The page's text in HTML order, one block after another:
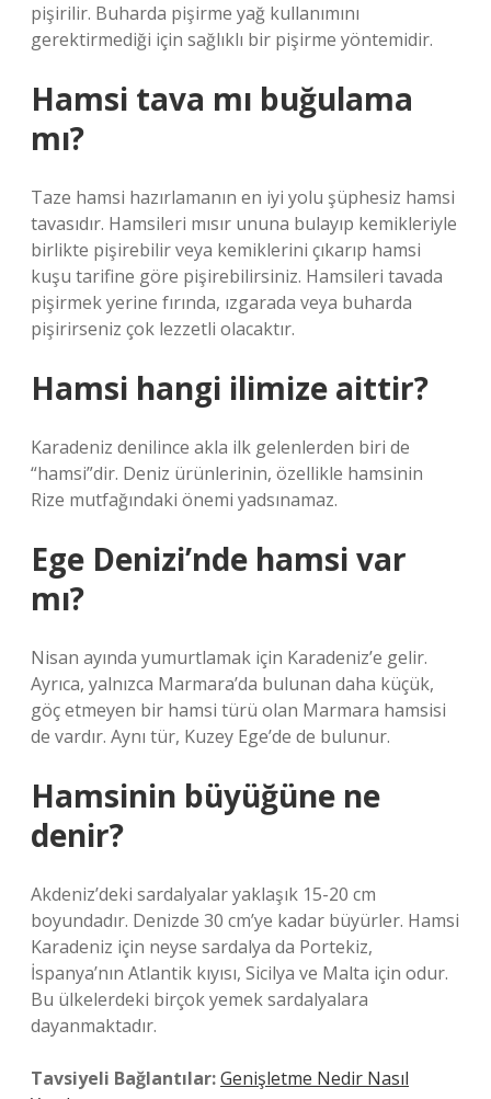
pişirilir. Buharda pişirme yağ kullanımını
gerektirmediği için sağlıklı bir pişirme yöntemidir.
Hamsi tava mı buğulama
mı?
Taze hamsi hazırlamanın en iyi yolu şüphesiz hamsi
tavasıdır. Hamsileri mısır ununa bulayıp kemikleriyle
birlikte pişirebilir veya kemiklerini çıkarıp hamsi
kuşu tarifine göre pişirebilirsiniz. Hamsileri tavada
pişirmek yerine fırında, ızgarada veya buharda
pişirirseniz çok lezzetli olacaktır.
Hamsi hangi ilimize aittir?
Karadeniz denilince akla ilk gelenlerden biri de
“hamsi”dir. Deniz ürünlerinin, özellikle hamsinin
Rize mutfağındaki önemi yadsınamaz.
Ege Denizi’nde hamsi var
mı?
Nisan ayında yumurtlamak için Karadeniz’e gelir.
Ayrıca, yalnızca Marmara’da bulunan daha küçük,
göç etmeyen bir hamsi türü olan Marmara hamsisi
de vardır. Aynı tür, Kuzey Ege’de de bulunur.
Hamsinin büyüğüne ne
denir?
Akdeniz’deki sardalyalar yaklaşık 15-20 cm
boyundadır. Denizde 30 cm’ye kadar büyürler. Hamsi
Karadeniz için neyse sardalya da Portekiz,
İspanya’nın Atlantik kıyısı, Sicilya ve Malta için odur.
Bu ülkelerdeki birçok yemek sardalyalara
dayanmaktadır.
Tavsiyeli Bağlantılar:Genişletme Nedir Nasıl